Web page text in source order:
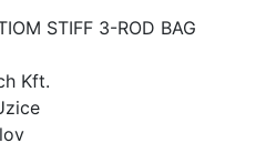
STIFF 3-ROD BAG
Kft.